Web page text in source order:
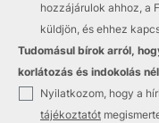
hozzájárulok ahhoz, a
küldjön, és ehhez
Tudomásul bírok arról,
korlátozás és indokolás
Nyilatkozom, hogy a
tájékoztatót